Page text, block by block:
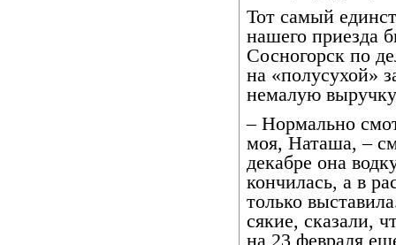
Тот самый
нашего приезда
Сосногорск по
на «полусухой»
немалую
– Нормально
моя, Наташа, –
декабре она
кончилась, а в
только
сякие, сказали,
на 23 февраля